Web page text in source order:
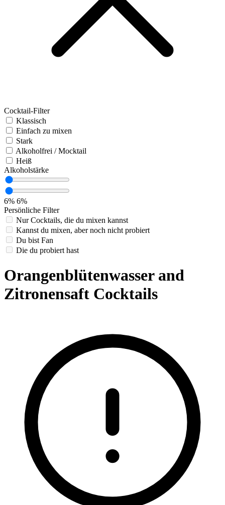
Cocktail-Filter
Klassisch
Einfach zu mixen
Stark
Alkoholfrei / Mocktail
Heiß
Alkoholstärke
6% 6%
Persönliche Filter
Nur Cocktails, die du mixen kannst
Kannst du mixen, aber noch nicht probiert
Du bist Fan
Die du probiert hast
Orangenblütenwasser and
Zitronensaft Cocktails